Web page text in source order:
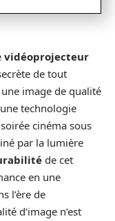
vidéoprojecteur
de tout
image de qualité
technologie
cinéma sous
par la lumière
de cet
en une
l’ère de
d’image n’est